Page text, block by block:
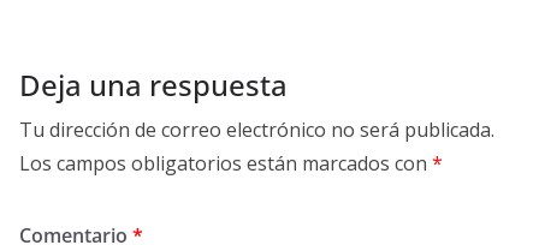
Deja una respuesta
Tu dirección de correo electrónico no será publicada.
Los campos obligatorios están marcados con *
Comentario *